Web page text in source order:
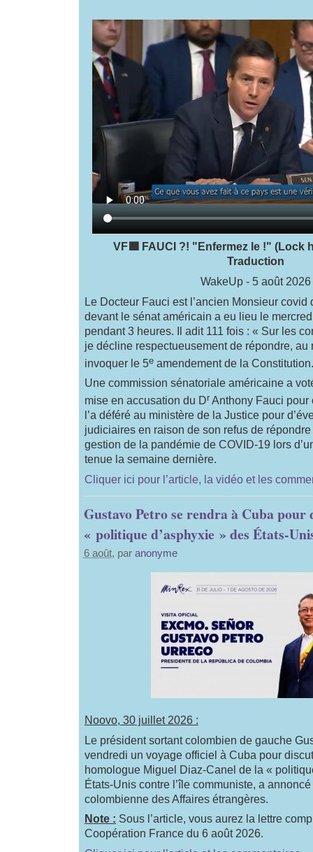
VF🟩 FAUCI ?! "Enfermez le !" (Lock
Traduction
WakeUp - 5 août 2026
Le Docteur Fauci est l’ancien Monsieur
devant le sénat américain a eu lieu le
pendant 3 heures. Il adit 111 fois : « Sur les
je décline respectueusement de répondre, au
invoquer le 5eamendement de la
Une commission sénatoriale américaine a
mise en accusation du DrAnthony Fauci pour
l’a déféré au ministère de la Justice pour
judiciaires en raison de son refus de
gestion de la pandémie de COVID-19 lors
tenue la semaine dernière.
Cliquer ici pour l’article, la vidéo et les
Gustavo Petro se rendra à Cuba pour
« politique d’asphyxie » des États-
6 août, par anonyme
Noovo, 30 juillet 2026 :
Le président sortant colombien de gauche
vendredi un voyage officiel à Cuba pour
homologue Miguel Diaz-Canel de la «
États-Unis contre l’île communiste, a
colombienne des Affaires étrangères.
Note : Sous l’article, vous aurez la lettre
Coopération France du 6 août 2026.